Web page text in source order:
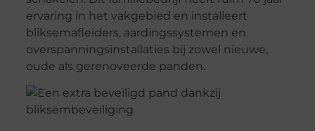
ervaring in het vakgebied en installeert
bliksemafleiders, aardingssystemen en
overspanningsinstallaties bij zowel nieuwe,
oude als gerenoveerde panden.